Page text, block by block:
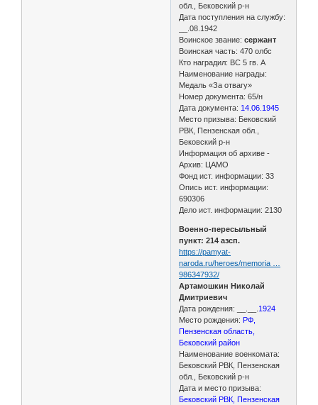
обл., Бековский р-н
Дата поступления на службу:
__.08.1942
Воинское звание:сержант
Воинская часть: 470 олбс
Кто наградил: ВС 5 гв. А
Наименование награды:
Медаль «За отвагу»
Номер документа: 65/н
Дата документа: 14.06.1945
Место призыва: Бековский
РВК, Пензенская обл.,
Бековский р-н
Информация об архиве -
Архив: ЦАМО
Фонд ист. информации: 33
Опись ист. информации:
690306
Дело ист. информации: 2130
Военно-пересыльный
пункт: 214 азсп.
https://pamyat-
naroda.ru/heroes/memoria …
986347932/
Артамошкин Николай
Дмитриевич
Дата рождения: __.__. 1924
Место рождения: РФ,
Пензенская область,
Бековский район
Наименование военкомата:
Бековский РВК, Пензенская
обл., Бековский р-н
Дата и место призыва:
Бековский РВК, Пензенская